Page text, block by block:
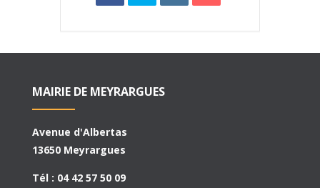
MAIRIE DE MEYRARGUES
Avenue d'Albertas
13650 Meyrargues
Tél : 04 42 57 50 09